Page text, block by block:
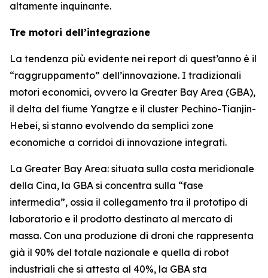
altamente inquinante.
Tre motori dell’integrazione
La tendenza più evidente nei report di quest’anno è il
“raggruppamento” dell’innovazione. I tradizionali
motori economici, ovvero la Greater Bay Area (GBA),
il delta del fiume Yangtze e il cluster Pechino-Tianjin-
Hebei, si stanno evolvendo da semplici zone
economiche a corridoi di innovazione integrati.
La Greater Bay Area: situata sulla costa meridionale
della Cina, la GBA si concentra sulla “fase
intermedia”, ossia il collegamento tra il prototipo di
laboratorio e il prodotto destinato al mercato di
massa. Con una produzione di droni che rappresenta
già il 90% del totale nazionale e quella di robot
industriali che si attesta al 40%, la GBA sta